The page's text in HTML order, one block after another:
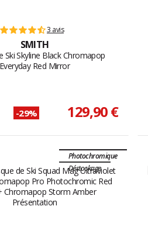
3 avis
SMITH
Ski Skyline Black Chromapop
Everyday Red Mirror
-29% 129,90 €
Photochromique
Déstockage